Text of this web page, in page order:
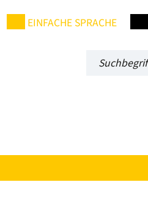
EINFACHE SPRACHE